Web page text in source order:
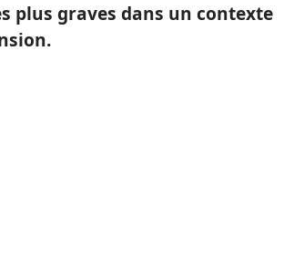
plus graves dans un contexte